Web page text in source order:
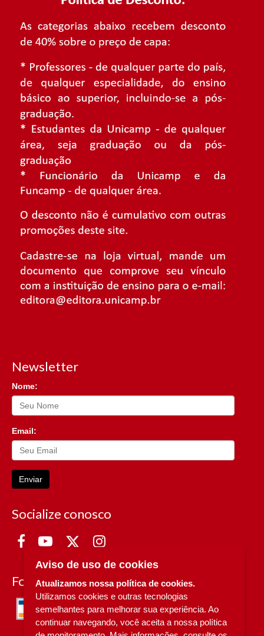
Newsletter
Nome:
Email:
Enviar
Socialize conosco
Formas de Pagamento
Aviso de uso de cookies
Atualizamos nossa política de cookies.
Utilizamos cookies e outras tecnologias
semelhantes para melhorar sua experiência. Ao
continuar navegando, você aceita a nossa política